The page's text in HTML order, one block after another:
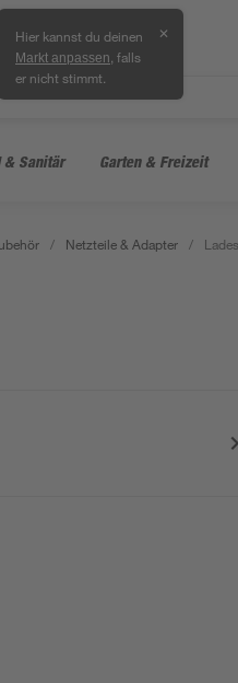
Hier kannst du deinen
Markt anpassen , falls
er nicht stimmt.
✕
& Sanitär Garten & Freizeit
/ Netzteile & Adapter /